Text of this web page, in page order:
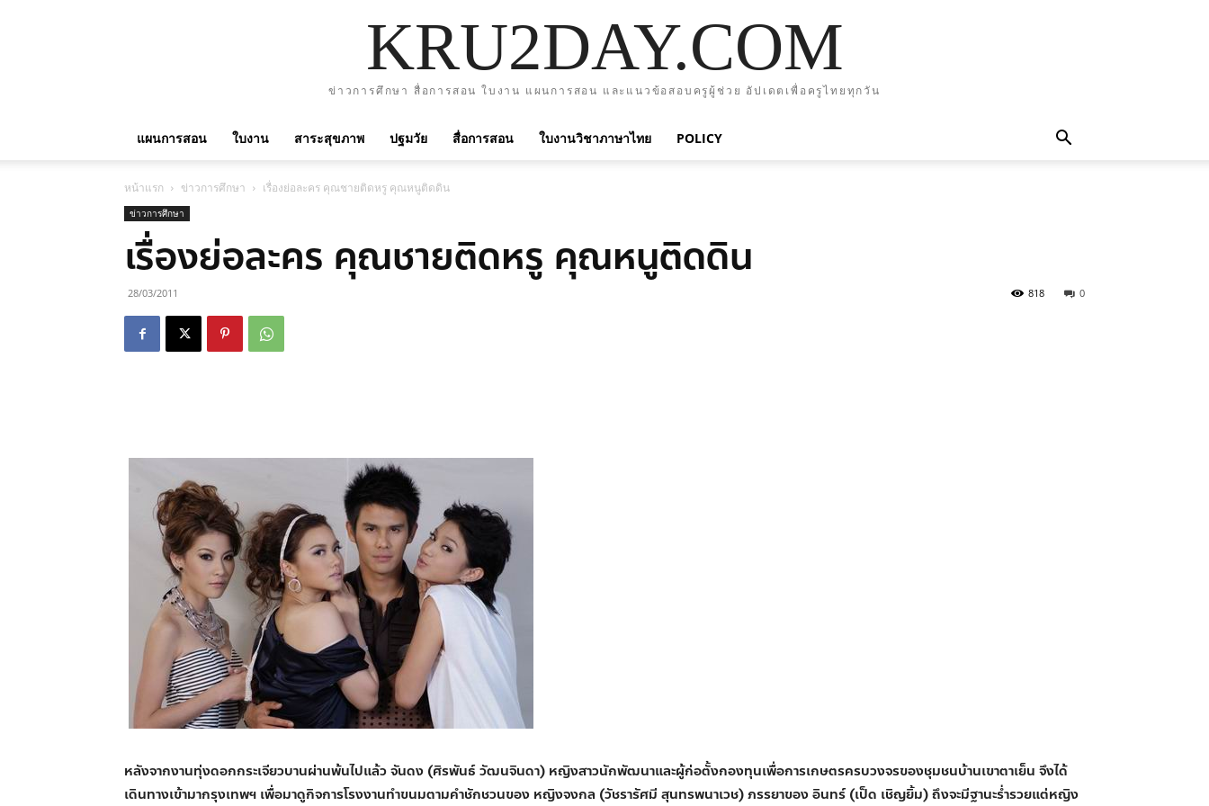
KRU2DAY.COM
ข่าวการศึกษา สื่อการสอน ใบงาน แผนการสอน และแนวข้อสอบครูผู้ช่วย อัปเดตเพื่อครูไทยทุกวัน
แผนการสอน ใบงาน สาระสุขภาพ ปฐมวัย สื่อการสอน ใบงานวิชาภาษาไทย POLICY
หน้าแรก ข่าวการศึกษา เรื่องย่อละคร คุณชายติดหรู คุณหนูติดดิน
ข่าวการศึกษา
เรื่องย่อละคร คุณชายติดหรู คุณหนูติดดิน
28/03/2011 0
818
หลังจากงานทุ่งดอกกระเจียวบานผ่านพ้นไปแล้ว จันดง (ศิรพันธ์ วัฒนจินดา) หญิงสาวนักพัฒนาและผู้ก่อตั้งกองทุนเพื่อการเกษตรครบวงจรของชุมชนบ้านเขาตาเย็น จึงได้
เดินทางเข้ามากรุงเทพฯ เพื่อมาดูกิจการโรงงานทำขนมตามคำชักชวนของ หญิงจงกล (วัชรารัศมี สุนทรพนาเวช) ภรรยาของ อินทร์ (เป็ด เชิญยิ้ม) ถึงจะมีฐานะร่ำรวยแต่หญิง